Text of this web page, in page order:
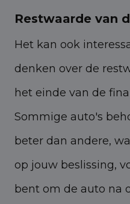
Restwaarde van
Het kan ook
denken over de
het einde van de
Sommige auto's
beter dan andere,
op jouw beslissing,
bent om de auto na